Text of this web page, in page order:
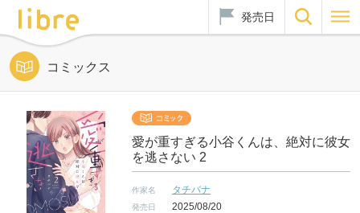
発売日
コミックス
愛が重すぎる小谷くんは、絶対に彼女
を逃さない 2
作家名 タチバナ
発売日 2025/08/20